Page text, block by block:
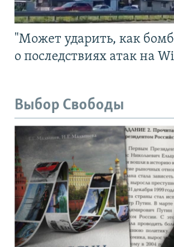
"Может ударить, как
о последствиях атак на
Выбор Свободы